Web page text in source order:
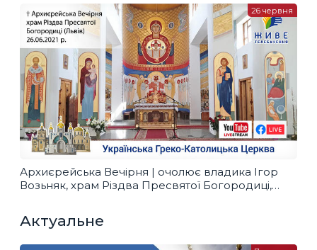
Архиєрейська Вечірня | очолює владика Ігор
Возьняк, храм Різдва Пресвятої Богородиці,
26 червня
Актуальне